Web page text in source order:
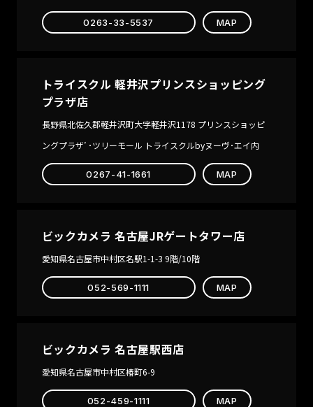
0263-33-5537 MAP
トライスクル 軽井沢プリンスショッピング
プラザ店
長野県北佐久郡軽井沢町大字軽井沢1178 プリンスショッピ
ングプラザﾞ･ツリーモール トライスクルbyヌーヴ･エイ内
0267-41-1661 MAP
ビックカメラ 名古屋JRゲートタワー店
愛知県名古屋市中村区名駅1-1-3 9階/10階
052-569-1111 MAP
ビックカメラ 名古屋駅西店
愛知県名古屋市中村区椿町6-9
052-459-1111 MAP